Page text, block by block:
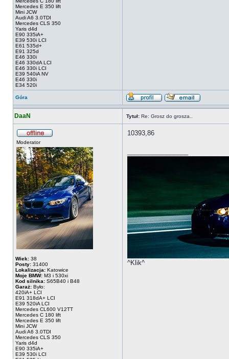
Mercedes E 350 lift
Mini JCW
Audi A6 3.0TDI
Mercedes CLS 350
Yaris d4d
E90 335iA+
E39 530i LCI
E61 535d+
E91 325d
E46 330i
E46 330dA LCI
E46 330i LCI
E39 540iA NV
E46 330i
E34 520i
Góra
DaaN Tytuł: Re: Grosz do grosza..
Moderator
Wiek: 38
Posty: 31400
Lokalizacja: Katowice
Moje BMW: M3 i 530xi
Kod silnika: S65B40 i B48
Garaż: Było:
420iA+ LCI
E91 318dA+ LCI
E39 520iA LCI
Mercedes CL600 V12TT
Mercedes C 180 lift
Mercedes E 350 lift
Mini JCW
Audi A6 3.0TDI
Mercedes CLS 350
Yaris d4d
E90 335iA+
E39 530i LCI
10393,86
^Klik^